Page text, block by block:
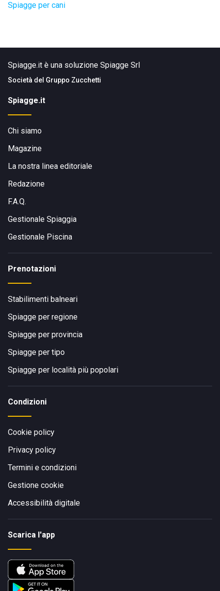
Spiagge per cani
Spiagge.it è una soluzione Spiagge Srl
Società del Gruppo Zucchetti
Spiagge.it
Chi siamo
Magazine
La nostra linea editoriale
Redazione
F.A.Q.
Gestionale Spiaggia
Gestionale Piscina
Prenotazioni
Stabilimenti balneari
Spiagge per regione
Spiagge per provincia
Spiagge per tipo
Spiagge per località più popolari
Condizioni
Cookie policy
Privacy policy
Termini e condizioni
Gestione cookie
Accessibilità digitale
Scarica l'app